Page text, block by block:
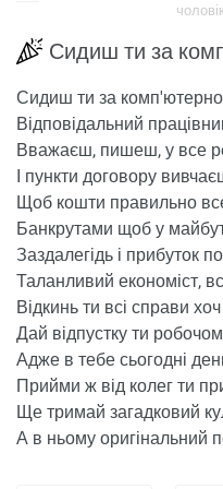
Сидиш ти за
Сидиш ти за
Відповідальний
Вважаєш, пишеш, у все
І пункти договору
Щоб кошти правильно
Банкрутами щоб у
Заздалегідь і прибуток
Таланливий економіст,
Відкинь ти всі справи
Дай відпустку ти
Адже в тебе сьогодні
Прийми ж від колег ти
Ще тримай загадковий
А в ньому оригінальний